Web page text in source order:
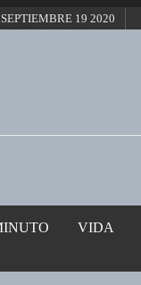
19 2020
VIDA